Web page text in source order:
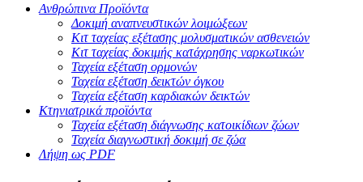
Ανθρώπινα Προϊόντα
Δοκιμή αναπνευστικών λοιμώξεων
Κιτ ταχείας εξέτασης μολυσματικών ασθενειών
Κιτ ταχείας δοκιμής κατάχρησης ναρκωτικών
Ταχεία εξέταση ορμονών
Ταχεία εξέταση δεικτών όγκου
Ταχεία εξέταση καρδιακών δεικτών
Κτηνιατρικά προϊόντα
Ταχεία εξέταση διάγνωσης κατοικίδιων ζώων
Ταχεία διαγνωστική δοκιμή σε ζώα
Λήψη ως PDF